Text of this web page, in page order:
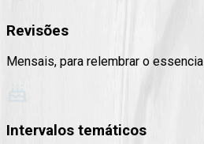
Revisões
Mensais, para relembrar o essencial
Intervalos temáticos